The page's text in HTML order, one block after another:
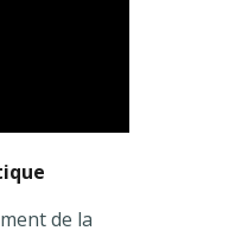
de la